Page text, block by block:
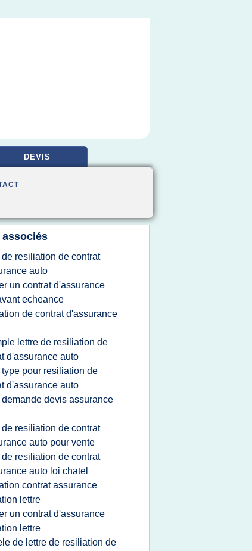
DEVIS
associés
de resiliation de contrat
auto
un contrat d'assurance
echeance
de contrat d'assurance
lettre de resiliation de
d'assurance auto
type pour resiliation de
d'assurance auto
demande devis assurance
de resiliation de contrat
auto pour vente
de resiliation de contrat
auto loi chatel
contrat assurance
lettre
un contrat d'assurance
lettre
de lettre de resiliation de